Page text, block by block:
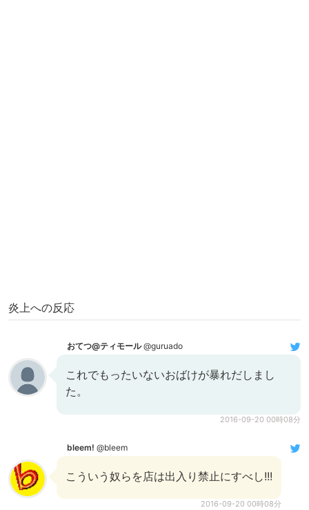
炎上への反応
おてつ@ティモール@guruado
これでもったいないおばけが暴れだしまし
た。
2016-09-20 00時08分
bleem! @bleem
こういう奴らを店は出入り禁止にすべし!!!
2016-09-20 00時08分